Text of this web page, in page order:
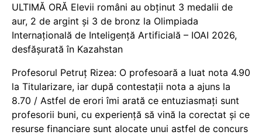
ULTIMĂ ORĂ Elevii români au obținut 3 medalii de
aur, 2 de argint și 3 de bronz la Olimpiada
Internațională de Inteligență Artificială – IOAI 2026,
desfășurată în Kazahstan
Profesorul Petruț Rizea: O profesoară a luat nota 4.90
la Titularizare, iar după contestații nota a ajuns la
8.70 / Astfel de erori îmi arată ce entuziasmați sunt
profesorii buni, cu experiență să vină la corectat și ce
resurse financiare sunt alocate unui astfel de concurs